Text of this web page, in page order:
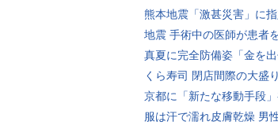
熊本地震「激甚災害」に
地震 手術中の医師が患者
真夏に完全防備姿「金を出
くら寿司 閉店間際の大盛
京都に「新たな移動手段
服は汗で濡れ皮膚乾燥 男